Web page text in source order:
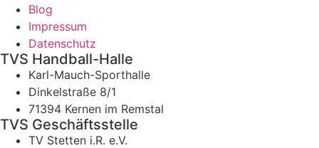
Blog
Impressum
Datenschutz
TVS Handball-Halle
Karl-Mauch-Sporthalle
Dinkelstraße 8/1
71394 Kernen im Remstal
TVS Geschäftsstelle
TV Stetten i.R. e.V.